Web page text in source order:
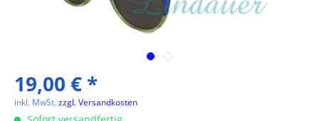
19,00 € *
inkl. MwSt.zzgl. Versandkosten